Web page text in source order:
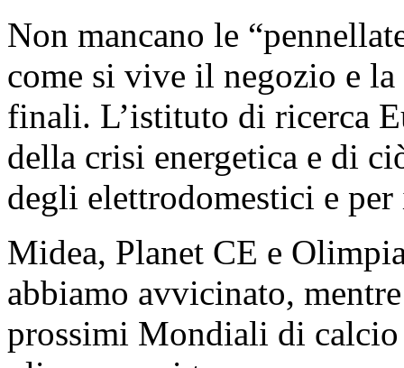
Non mancano le
come si vive il negozio e
finali. L’istituto di ricerca
della crisi energetica e di
degli elettrodomestici e
Midea, Planet CE e
abbiamo avvicinato,
prossimi Mondiali di calcio